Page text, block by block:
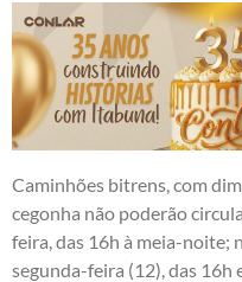
Caminhões bitrens, com
cegonha não poderão
feira, das 16h à meia-noite;
segunda-feira (12), das 16h